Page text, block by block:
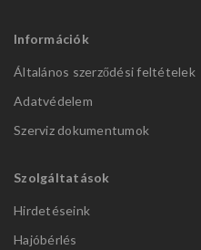
Információk
Általános szerződési feltételek
Adatvédelem
Szerviz dokumentumok
Szolgáltatások
Hirdetéseink
Hajóbérlés